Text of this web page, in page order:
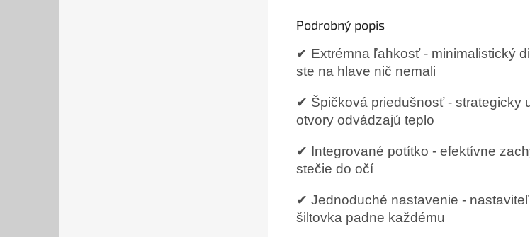
Podrobný popis
✔ Extrémna ľahkosť - minimalistický
ste na hlave nič nemali
✔ Špičková priedušnosť - strategicky
otvory odvádzajú teplo
✔ Integrované potítko - efektívne
stečie do očí
✔ Jednoduché nastavenie -
šiltovka padne každému